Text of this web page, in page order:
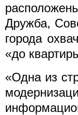
Дружба,
города
«до
«Одна из